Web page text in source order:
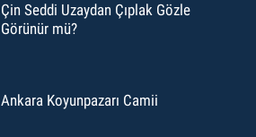
Çin Seddi Uzaydan Çıplak Gözle
Görünür mü?
Ankara Koyunpazarı Camii